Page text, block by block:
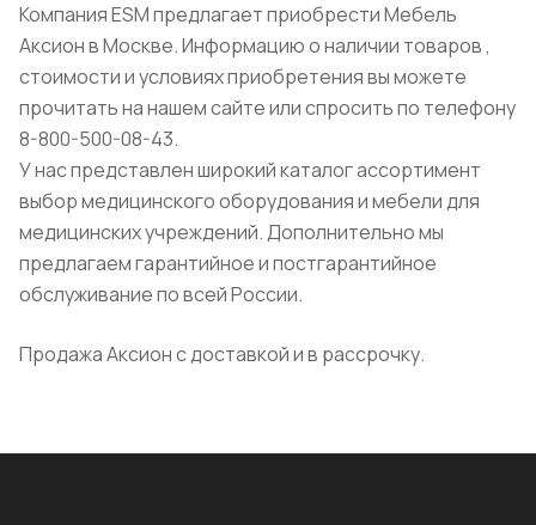
Компания ESM предлагает приобрести Мебель
Аксион в Москве. Информацию о наличии товаров ,
стоимости и условиях приобретения вы можете
прочитать на нашем сайте или спросить по телефону
8-800-500-08-43.
У нас представлен широкий каталог ассортимент
выбор медицинского оборудования и мебели для
медицинских учреждений. Дополнительно мы
предлагаем гарантийное и постгарантийное
обслуживание по всей России.
Продажа Аксион с доставкой и в рассрочку.